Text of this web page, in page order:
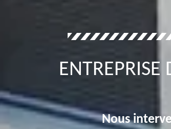
Nous